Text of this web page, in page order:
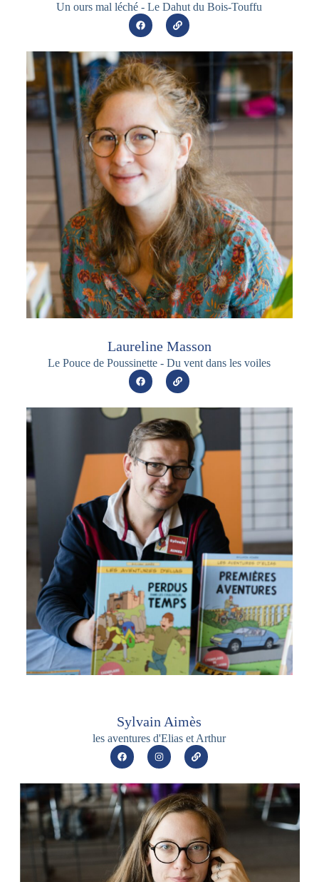
Un ours mal léché - Le Dahut du Bois-Touffu
Laureline Masson
Le Pouce de Poussinette - Du vent dans les voiles
Sylvain Aimès
les aventures d'Elias et Arthur